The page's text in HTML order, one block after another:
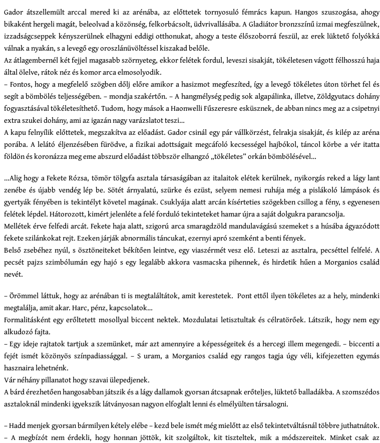
Gador átszellemült arccal mered ki az arénába, az előttetek tornyosuló fémrács kapun. Hangos szuszogása, ahogy
bikaként hergeli magát, beleolvad a közönség, felkorbácsolt, üdvrivallásába. A Gladiátor bronzszínű izmai megfeszülnek,
izzadságcseppek kényszerülnek elhagyni eddigi otthonukat, ahogy a teste élőszoborrá feszül, az erek lüktető folyókká
válnak a nyakán, s a levegő egy oroszlánüvöltéssel kiszakad belőle.
Az átlagembernél két fejjel magasabb szörnyeteg, ekkor felétek fordul, leveszi sisakját, tökéletesen vágott félhosszú haja
által ölelve, rátok néz és komor arca elmosolyodik.
– Fontos, hogy a megfelelő szögben dőlj előre amikor a hasizmot megfeszíted, így a levegő tökéletes úton törhet fel és
segít a bömbölés teljességében. – mondja szakértőn. – A hangmélység pedig sok algapálinka, illetve, Zöldgyutacs dohány
fogyasztásával tökéletesíthető. Tudom, hogy mások a Haonwelli Fűszeresre esküsznek, de abban nincs meg az a csipetnyi
extra szukei dohány, ami az igazán nagy varázslatot teszi…
A kapu felnyílik előttetek, megszakítva az előadást. Gador csinál egy pár vállkörzést, felrakja sisakját, és kilép az aréna
porába. A lelátó éljenzésében fürödve, a fizikai adottságait megcáfoló kecsességel hajbókol, táncol körbe a vér itatta
földön és koronázza meg eme abszurd előadást többször elhangzó „tökéletes” orkán bömbölésével…
…Alig hogy a Fekete Rózsa, tömör tölgyfa asztala társaságában az italaitok elétek kerülnek, nyikorgás reked a lágy lant
zenébe és újabb vendég lép be. Sötét árnyalatú, szürke és ezüst, selyem nemesi ruhája még a pislákoló lámpások és
gyertyák fényében is tekintélyt követel magának. Csuklyája alatt arcán kísérteties szögekben csillog a fény, s egyenesen
felétek lépdel. Hátorozott, kimért jelenléte a felé forduló tekinteteket hamar újra a saját dolgukra parancsolja.
Mellétek érve felfedi arcát. Fekete haja alatt, szigorú arca smaragdzöld mandulavágású szemeket s a húsába ágyazódott
fekete szilánkokat rejt. Ezeken járják abnormális táncukat, ezernyi apró szemként a benti fények.
Belső zsebéhez nyúl, s ösztöneiteket békítően leintve, egy viaszérmét vesz elő. Leteszi az asztalra, pecséttel felfelé. A
pecsét pajzs szimbólumán egy hajó s egy legalább akkora vasmacska pihennek, és hirdetik hűen a Morganios család
nevét.
– Örömmel láttuk, hogy az arénában ti is megtaláltátok, amit kerestetek. Pont ettől ilyen tökéletes az a hely, mindenki
megtalálja, amit akar. Harc, pénz, kapcsolatok…
Formalitásként egy erőltetett mosollyal biccent nektek. Mozdulatai letisztultak és célratörőek. Látszik, hogy nem egy
alkudozó fajta.
– Egy ideje rajtatok tartjuk a szemünket, már azt amennyire a képességeitek és a hercegi illem megengedi. – biccenti a
fejét ismét közönyös színpadiassággal. – S uram, a Morganios család egy rangos tagja úgy véli, kifejezetten egymás
hasznaira lehetnénk.
Vár néhány pillanatot hogy szavai ülepedjenek.
A bárd érezhetően hangosabban játszik és a lágy dallamok gyorsan átcsapnak erőteljes, lüktető balladákba. A szomszédos
asztaloknál mindenki igyekszik látványosan nagyon elfoglalt lenni és elmélyülten társalogni.
– Hadd menjek gyorsan bármilyen kétely elébe – kezd bele ismét még mielőtt az első tekintetváltásnál többre juthatnátok.
– A megbízót nem érdekli, hogy honnan jöttök, kit szolgáltok, kit tiszteltek, mik a módszereitek. Minket csak az